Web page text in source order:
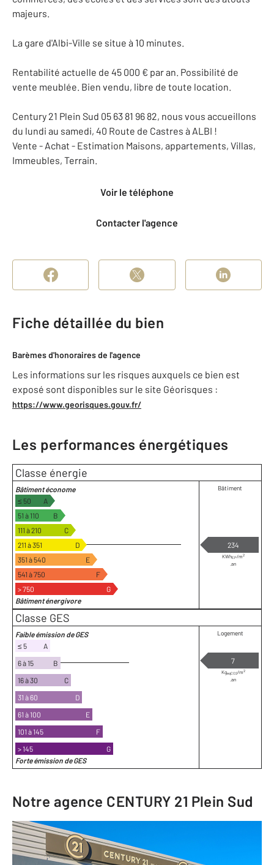
majeurs.
La gare d'Albi-Ville se situe à 10 minutes.
Rentabilité actuelle de 45 000 € par an. Possibilité de
vente meublée. Bien vendu, libre de toute location.
Century 21 Plein Sud 05 63 81 96 82, nous vous accueillons
du lundi au samedi, 40 Route de Castres à ALBI !
Vente - Achat - Estimation Maisons, appartements, Villas,
Immeubles, Terrain.
Voir le téléphone
Contacter l'agence
Fiche détaillée du bien
Barèmes d'honoraires de l'agence
Les informations sur les risques auxquels ce bien est
exposé sont disponibles sur le site Géorisques :
https://www.georisques.gouv.fr/
Les performances énergétiques
Classe énergie
Bâtiment économe
≤ 50
A
51 à 110
B
111 à 210
C
211 à 351
D
351 à 540
E
541 à 750
F
> 750
G
Bâtiment énergivore
Bâtiment
234
KWhEP/m2
.an
Classe GES
Faible émission de GES
≤ 5
A
6 à 15
B
16 à 30
C
31 à 60
D
61 à 100
E
101 à 145
F
> 145
G
Forte émission de GES
Logement
7
KgeqCO2/m2
.an
Notre agence CENTURY 21 Plein Sud